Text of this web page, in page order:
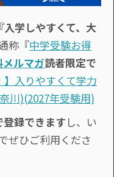
『入学しやすくて、大
称『中学受験お得
ルマガ読者限定で
】入りやすくて学力
川)(2027年受験用)
録できます し、い
ぜひご利用くださ